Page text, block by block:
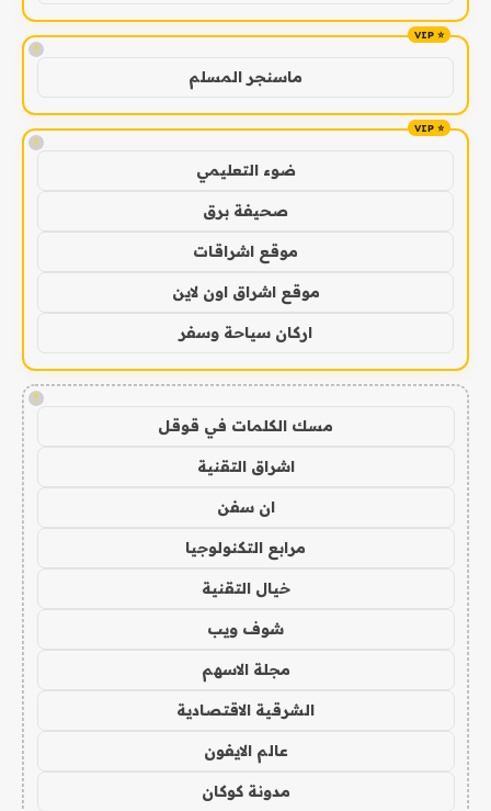
!
ماسنجر المسلم
!
ضوء التعليمي
صحيفة برق
موقع اشراقات
موقع اشراق اون لاين
اركان سياحة وسفر
!
مسك الكلمات في قوقل
اشراق التقنية
ان سفن
مرابع التكنولوجيا
خيال التقنية
شوف ويب
مجلة الاسهم
الشرقية الاقتصادية
عالم الايفون
مدونة كوكان